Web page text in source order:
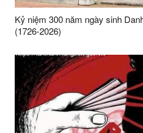
Kỷ niệm 300 năm ngày sinh
(1726-2026)